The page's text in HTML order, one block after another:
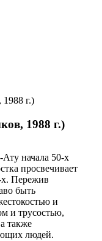
г.)
1988 г.)
начала 50-х
просвечивает
х. Пережив
быть
и
и трусостью,
также
людей.